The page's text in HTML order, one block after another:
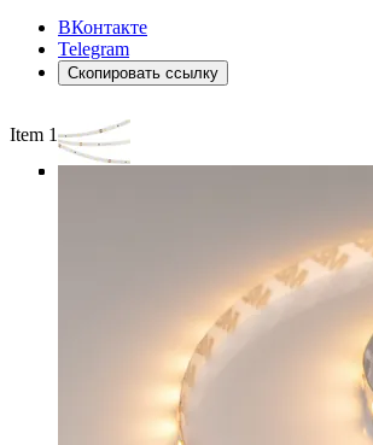
ВКонтакте
Telegram
Скопировать ссылку
Item 1 of 4